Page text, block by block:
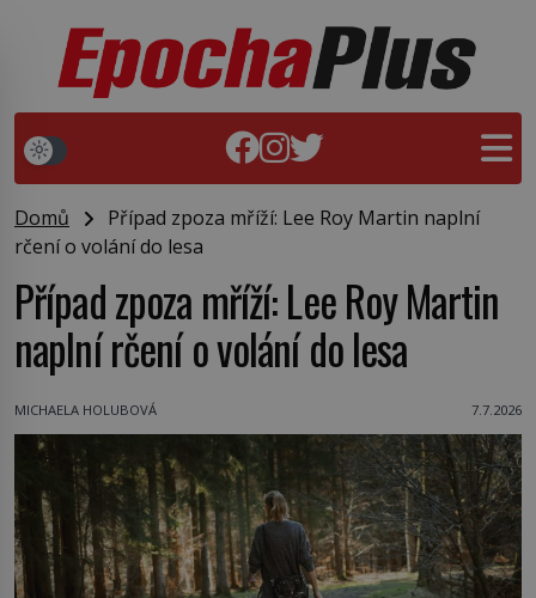
Domů
Případ zpoza mříží: Lee Roy Martin naplní
rčení o volání do lesa
Případ zpoza mříží: Lee Roy Martin
naplní rčení o volání do lesa
MICHAELA HOLUBOVÁ 7.7.2026